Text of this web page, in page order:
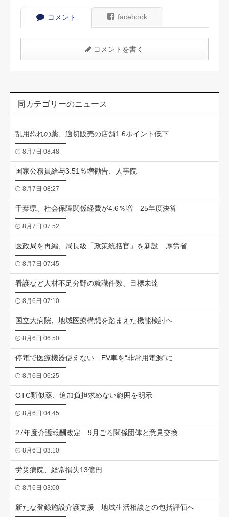
コメント facebook
コメントを書く
同カテゴリーのニュース
乱用恐れの薬、適切販売の店舗1.6ポイント低下
8月7日 08:48
国家公務員給与3.51％増勧告、人事院
8月7日 08:27
千葉県、社会保障関係経費が4.6％増 25年度決算
8月7日 07:52
医政局を再編、局長級「政策統括官」を新設 厚労省
8月7日 07:45
看護など人材不足分野の就職件数、目標未達
8月6日 07:10
国立大病院、地域医療構想を踏まえた機能検討へ
8月6日 06:50
停電で医療機器使えない EV車を“非常用電源”に
8月6日 06:25
OTC類似薬、追加負担求めない範囲を明示
8月6日 04:45
27年度介護報酬改定 9月ごろ関係団体と意見交換
8月6日 03:10
労災病院、経常損失13億円
8月6日 03:00
新たな登録施設介護支援 地域生活相談との包括評価へ